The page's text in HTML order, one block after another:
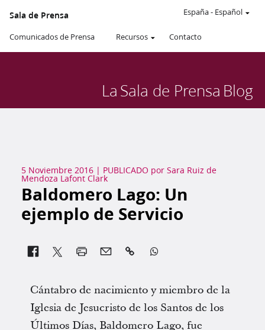
Sala de Prensa
Comunicados de Prensa Recursos Contacto
España- Español
LaSala de Prensa Blog
5 Noviembre 2016| PUBLICADO por Sara Ruiz de
Mendoza Lafont Clark
Baldomero Lago: Un
ejemplo de Servicio
 
Cántabro de nacimiento y miembro de la
Iglesia de Jesucristo de los Santos de los
Últimos Días, Baldomero Lago, fue